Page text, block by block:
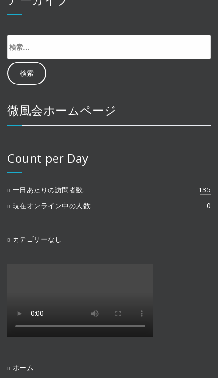
索:
微風会ホームページ
Count per Day
135
一日あたりの訪問者数:
0
現在オンライン中の人数:
カテゴリーなし
ホーム